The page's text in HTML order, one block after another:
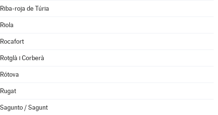
Riba-roja de Túria
Riola
Rocafort
Rotglà i Corberà
Rótova
Rugat
Sagunto / Sagunt